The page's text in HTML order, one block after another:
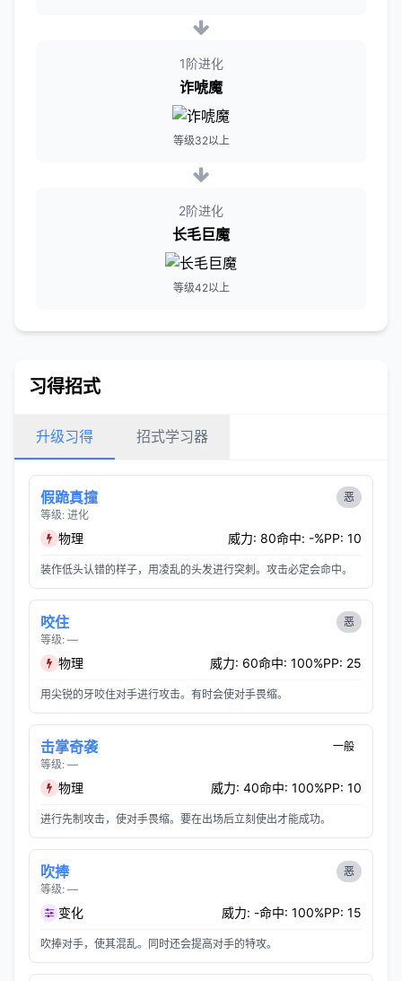
1阶进化
诈唬魔
等级32以上
2阶进化
长毛巨魔
等级42以上
习得招式
升级习得 招式学习器
假跪真撞
等级: 进化
恶
物理 威力: 80命中: -%PP: 10
装作低头认错的样子，用凌乱的头发进行突刺。攻击必定会命中。
咬住
等级: —
恶
物理 威力: 60命中: 100%PP: 25
用尖锐的牙咬住对手进行攻击。有时会使对手畏缩。
击掌奇袭
等级: —
一般
物理 威力: 40命中: 100%PP: 10
进行先制攻击，使对手畏缩。要在出场后立刻使出才能成功。
吹捧
等级: —
恶
变化 威力: -命中: 100%PP: 15
吹捧对手，使其混乱。同时还会提高对手的特攻。